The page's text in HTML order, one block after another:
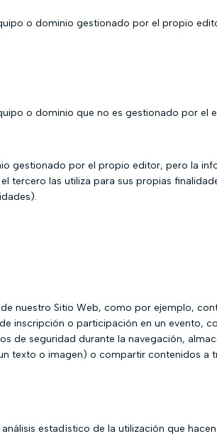
o dominio gestionado por el propio
o dominio que no es gestionado por
gestionado por el propio editor, pero la
tercero las utiliza para sus propias
nuestro Sitio Web, como por ejemplo,
inscripción o participación en un evento,
de seguridad durante la navegación,
texto o imagen) o compartir contenidos a
estadístico de la utilización que